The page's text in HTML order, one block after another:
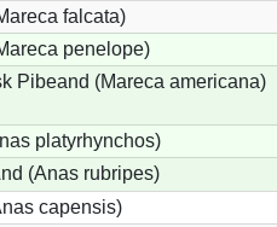
falcata)
penelope)
Pibeand (Mareca americana)
platyrhynchos)
(Anas rubripes)
capensis)